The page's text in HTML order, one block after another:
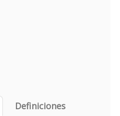
Definiciones